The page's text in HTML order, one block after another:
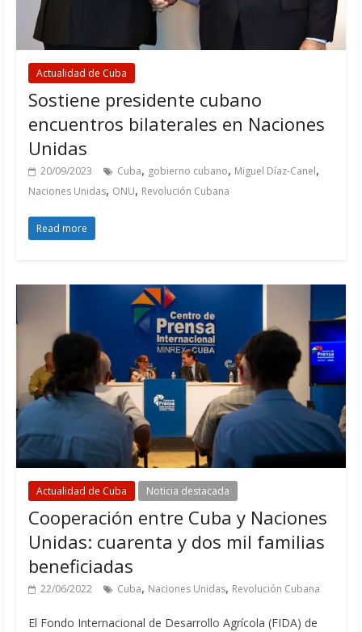
Actualidad de Cuba
Sostiene presidente cubano
encuentros bilaterales en Naciones
Unidas
20/09/2023 Cuba, gobierno cubano, Miguel Díaz-Canel,
Naciones Unidas, ONU, Revolución Cubana
Read more
Actualidad de Cuba Noticia destacada
Cooperación entre Cuba y Naciones
Unidas: cuarenta y dos mil familias
beneficiadas
22/06/2022 Cuba, Naciones Unidas, Revolución Cubana
El Fondo Internacional de Desarrollo Agrícola (FIDA) de